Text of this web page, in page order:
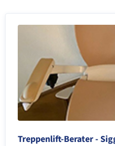
Treppenlift-Berater -